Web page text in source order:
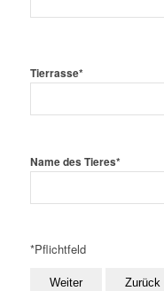
Tierrasse*
Name des Tieres*
*Pflichtfeld
Weiter Zurück